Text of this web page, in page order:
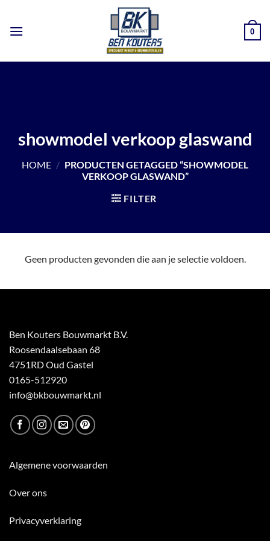
inhoud
0
showmodel verkoop glaswand
HOME / PRODUCTEN GETAGGED “SHOWMODEL
VERKOOP GLASWAND”
FILTER
Geen producten gevonden die aan je selectie voldoen.
Ben Kouters Bouwmarkt B.V.
Roosendaalsebaan 68
4751RD Oud Gastel
0165-512920
info@bkbouwmarkt.nl
Algemene voorwaarden
Over ons
Privacyverklaring